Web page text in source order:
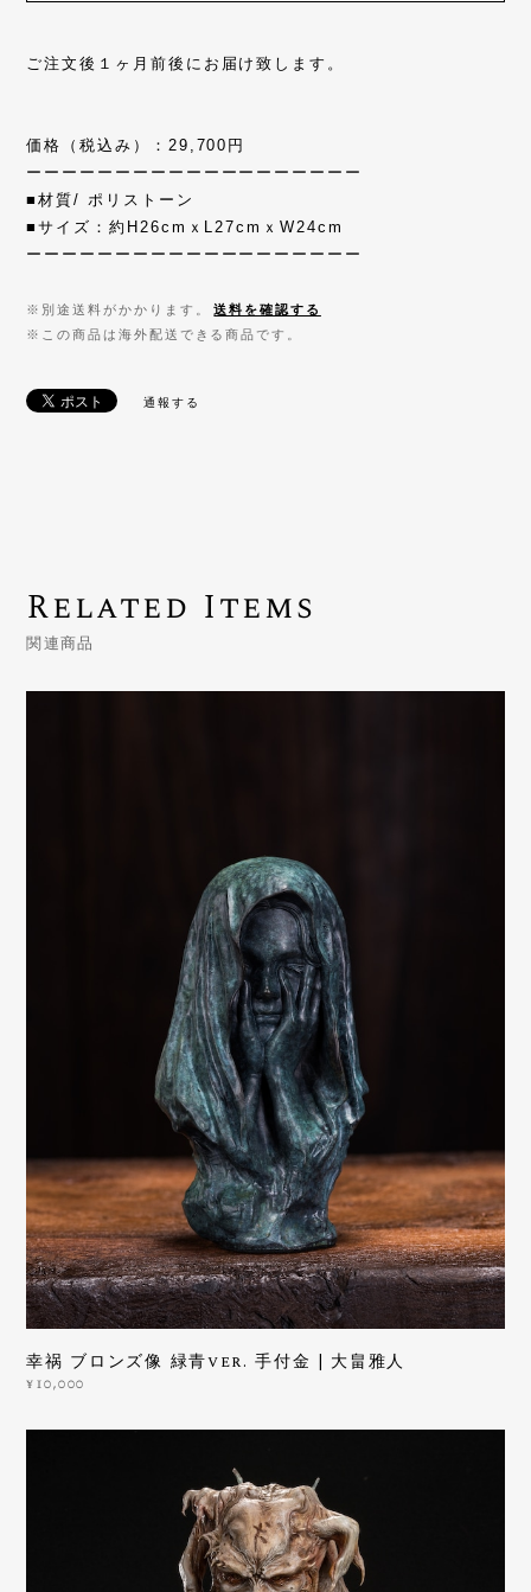
ご注文後１ヶ月前後にお届け致します。
価格（税込み）：29,700円
ーーーーーーーーーーーーーーーーーーー
■材質/ ポリストーン
■サイズ：約H26cmｘL27cmｘW24cm
ーーーーーーーーーーーーーーーーーーー
※別途送料がかかります。
送料を確認する
※この商品は海外配送できる商品です。
通報する
Related Items
関連商品
幸祸 ブロンズ像 緑青ver. 手付金 | 大畠雅人
¥10,000